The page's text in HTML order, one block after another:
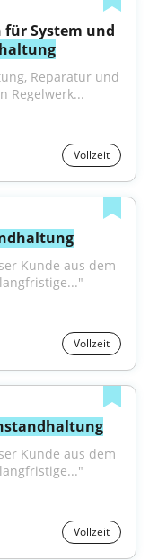
System und
Reparatur und
Regelwerk...
Vollzeit
Kunde aus dem
Vollzeit
Kunde aus dem
Vollzeit